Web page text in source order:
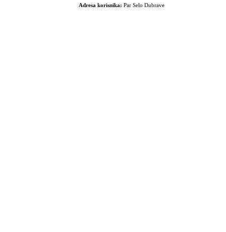
Adresa korisnika: Par Selo Dubrave